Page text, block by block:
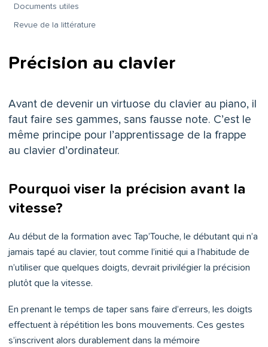
Documents utiles
Revue de la littérature
Précision au clavier
Avant de devenir un virtuose du clavier au piano, il
faut faire ses gammes, sans fausse note. C’est le
même principe pour l’apprentissage de la frappe
au clavier d’ordinateur.
Pourquoi viser la précision avant la
vitesse?
Au début de la formation avec Tap’Touche, le débutant qui n’a
jamais tapé au clavier, tout comme l’initié qui a l’habitude de
n’utiliser que quelques doigts, devrait privilégier la précision
plutôt que la vitesse.
En prenant le temps de taper sans faire d’erreurs, les doigts
effectuent à répétition les bons mouvements. Ces gestes
s’inscrivent alors durablement dans la mémoire